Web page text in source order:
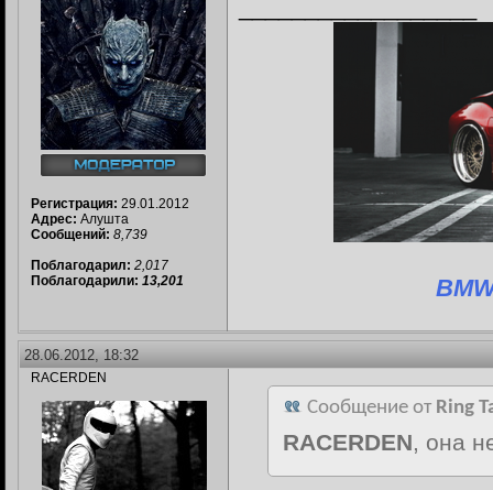
Регистрация: 29.01.2012
Адрес: Алушта
Сообщений: 8,739
Поблагодарил: 2,017
Поблагодарили: 13,201
28.06.2012, 18:32
RACERDEN
Сообщение от Ring
RACERDEN, она